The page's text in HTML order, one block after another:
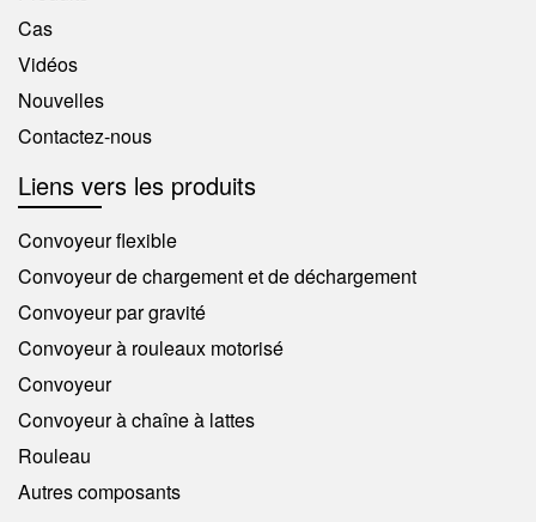
et les centres de traitement des commandes du commerce
électronique. Ils sont particulièrement utiles dans les
environnements où la diversité des produits est élevée et où
productivité et l’augmentation de la fiabilité de la chaîne
chaîne d’approvisionnement, l’introduction d’un convoyeur à
rouleaux est un choix judicieux.
Cas
Vidéos
Nouvelles
Contactez-nous
Liens vers les produits
Convoyeur flexible
Convoyeur de chargement et de déchargement
Convoyeur par gravité
Convoyeur à rouleaux motorisé
Convoyeur
Convoyeur à chaîne à lattes
Rouleau
Autres composants